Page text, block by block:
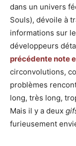
dans un univers
Souls), dévoile à
informations sur
développeurs
précédente note
circonvolutions,
problèmes
long, très long,
Mais il y a deux
furieusement